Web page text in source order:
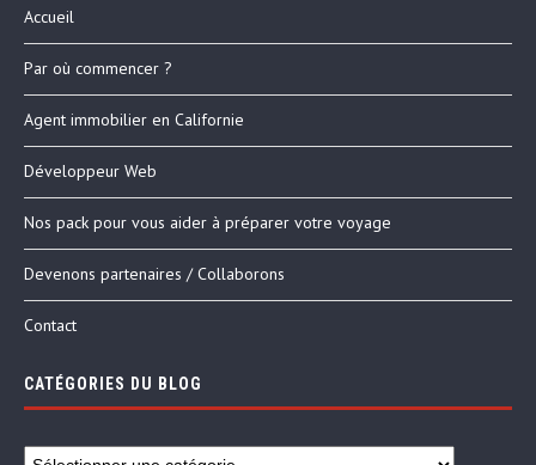
Accueil
Par où commencer ?
Agent immobilier en Californie
Développeur Web
Nos pack pour vous aider à préparer votre voyage
Devenons partenaires / Collaborons
Contact
CATÉGORIES DU BLOG